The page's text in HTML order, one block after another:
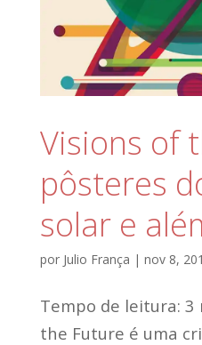
Visions of
pôsteres
solar e
por Julio França | nov 8,
Tempo de leitura: 3
the Future é uma